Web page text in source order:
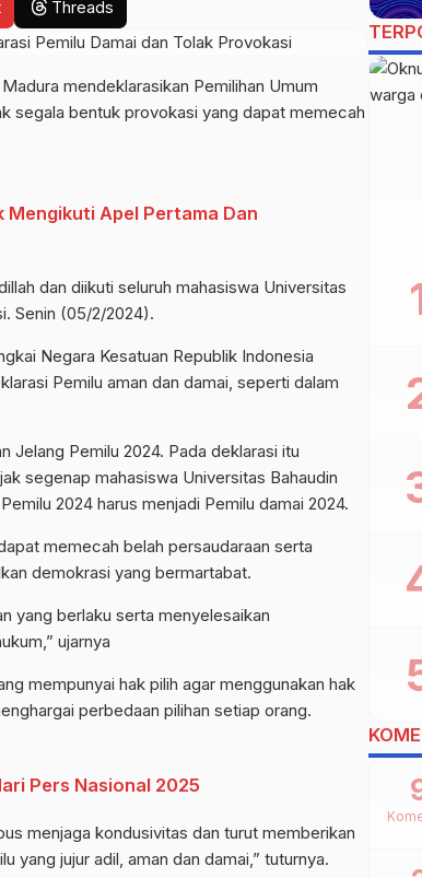
Threads
mendeklarasikan Pemilihan Umum
segala bentuk provokasi yang dapat memecah
Mengikuti Apel Pertama Dan
dan diikuti seluruh mahasiswa Universitas
Senin (05/2/2024).
Negara Kesatuan Republik Indonesia
Pemilu aman dan damai, seperti dalam
Jelang Pemilu 2024. Pada deklarasi itu
segenap mahasiswa Universitas Bahaudin
2024 harus menjadi Pemilu damai 2024.
memecah belah persaudaraan serta
demokrasi yang bermartabat.
yang berlaku serta menyelesaikan
ujarnya
mempunyai hak pilih agar menggunakan hak
perbedaan pilihan setiap orang.
Pers Nasional 2025
menjaga kondusivitas dan turut memberikan
jujur adil, aman dan damai,” tuturnya.